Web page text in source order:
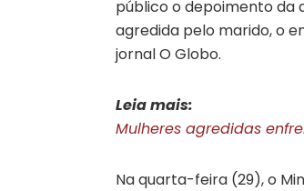
público o depoimento da
agredida pelo marido, o
jornal O Globo.
Leia mais:
Mulheres agredidas
Na quarta-feira (29), o